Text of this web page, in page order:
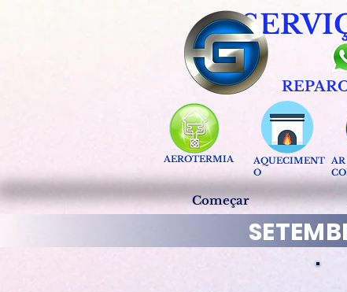
AEROTERMIA
AQUECIMENT
O
AR
Começar